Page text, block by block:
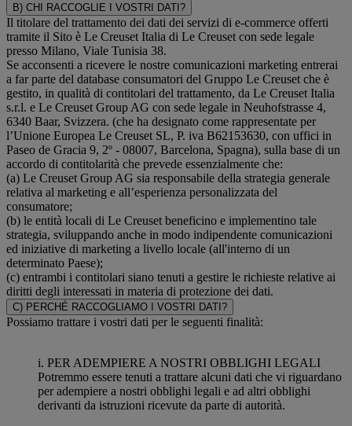
B) CHI RACCOGLIE I VOSTRI DATI?
Il titolare del trattamento dei dati dei servizi di e-commerce offerti
tramite il Sito è Le Creuset Italia di Le Creuset con sede legale
presso Milano, Viale Tunisia 38.
Se acconsenti a ricevere le nostre comunicazioni marketing entrerai
a far parte del database consumatori del Gruppo Le Creuset che è
gestito, in qualità di contitolari del trattamento, da Le Creuset Italia
s.r.l. e Le Creuset Group AG con sede legale in Neuhofstrasse 4,
6340 Baar, Svizzera. (che ha designato come rappresentate per
l’Unione Europea Le Creuset SL, P. iva B62153630, con uffici in
Paseo de Gracia 9, 2º - 08007, Barcelona, Spagna), sulla base di un
accordo di contitolarità che prevede essenzialmente che:
(a) Le Creuset Group AG sia responsabile della strategia generale
relativa al marketing e all’esperienza personalizzata del
consumatore;
(b) le entità locali di Le Creuset beneficino e implementino tale
strategia, sviluppando anche in modo indipendente comunicazioni
ed iniziative di marketing a livello locale (all'interno di un
determinato Paese);
(c) entrambi i contitolari siano tenuti a gestire le richieste relative ai
diritti degli interessati in materia di protezione dei dati.
C) PERCHÉ RACCOGLIAMO I VOSTRI DATI?
Possiamo trattare i vostri dati per le seguenti finalità:
i. PER ADEMPIERE A NOSTRI OBBLIGHI LEGALI
Potremmo essere tenuti a trattare alcuni dati che vi riguardano
per adempiere a nostri obblighi legali e ad altri obblighi
derivanti da istruzioni ricevute da parte di autorità.